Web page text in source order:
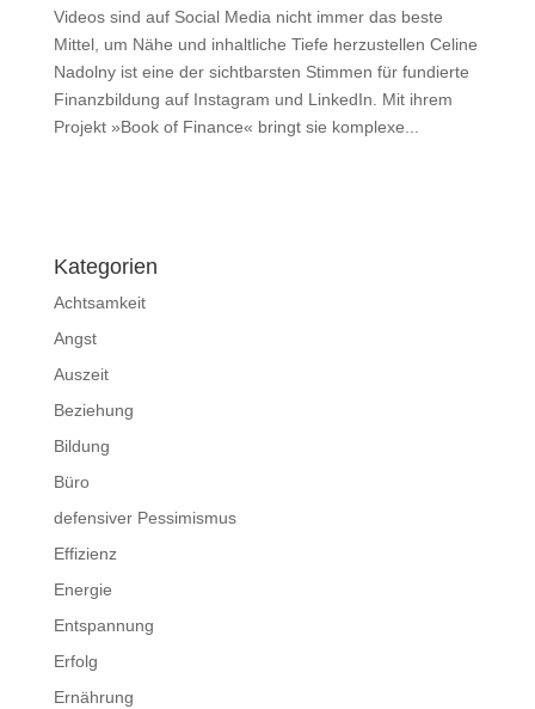
Videos sind auf Social Media nicht immer das beste
Mittel, um Nähe und inhaltliche Tiefe herzustellen Celine
Nadolny ist eine der sichtbarsten Stimmen für fundierte
Finanzbildung auf Instagram und LinkedIn. Mit ihrem
Projekt »Book of Finance« bringt sie komplexe...
Kategorien
Achtsamkeit
Angst
Auszeit
Beziehung
Bildung
Büro
defensiver Pessimismus
Effizienz
Energie
Entspannung
Erfolg
Ernährung